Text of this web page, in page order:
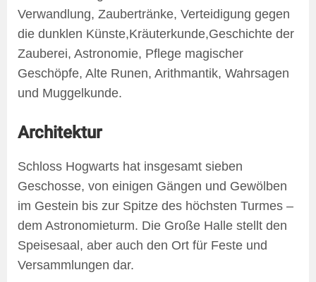
Verwandlung, Zaubertränke, Verteidigung gegen
die dunklen Künste,Kräuterkunde,Geschichte der
Zauberei, Astronomie, Pflege magischer
Geschöpfe, Alte Runen, Arithmantik, Wahrsagen
und Muggelkunde.
Architektur
Schloss Hogwarts hat insgesamt sieben
Geschosse, von einigen Gängen und Gewölben
im Gestein bis zur Spitze des höchsten Turmes –
dem Astronomieturm. Die Große Halle stellt den
Speisesaal, aber auch den Ort für Feste und
Versammlungen dar.